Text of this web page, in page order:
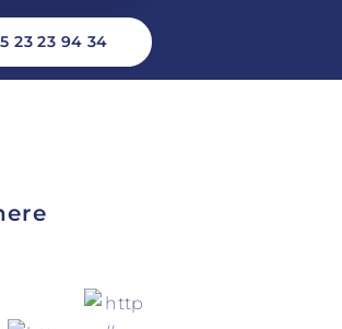
23 23 94 34